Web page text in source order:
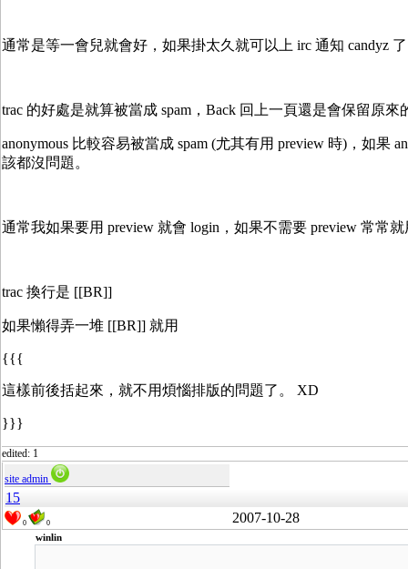
通常是等一會兒就會好，如果掛太久就可以上 irc 通知 candyz
trac 的好處是就算被當成 spam，Back 回上一頁還是會保留原來
anonymous 比較容易被當成 spam (尤其有用 preview 時)，如果
該都沒問題。
通常我如果要用 preview 就會 login，如果不需要 preview 常常就
trac 換行是 [[BR]]
如果懶得弄一堆 [[BR]] 就用
{{{
這樣前後括起來，就不用煩惱排版的問題了。 XD
}}}
edited: 1
site admin
15
0 0 2007-10-28
winlin